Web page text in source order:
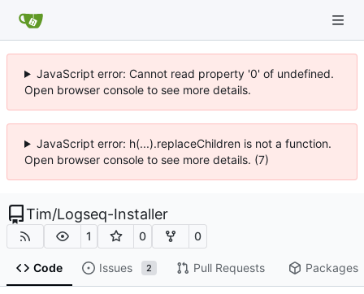
JavaScript error: Cannot read property '0' of undefined.
Open browser console to see more details.
JavaScript error: h(...).replaceChildren is not a function.
Open browser console to see more details. (7)
Tim/Logseq-Installer
1 0 0
Code Issues 2 Pull Requests Packages